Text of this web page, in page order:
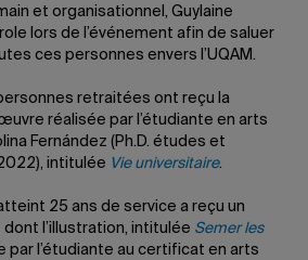
et organisationnel, Guylaine
lors de l’événement afin de saluer
ces personnes envers l’UQAM.
retraitées ont reçu la
réalisée par l’étudiante en arts
Fernández (Ph.D. études et
intitulée Vie universitaire.
25 ans de service a reçu un
l’illustration, intitulée Semer les
par l’étudiante au certificat en arts